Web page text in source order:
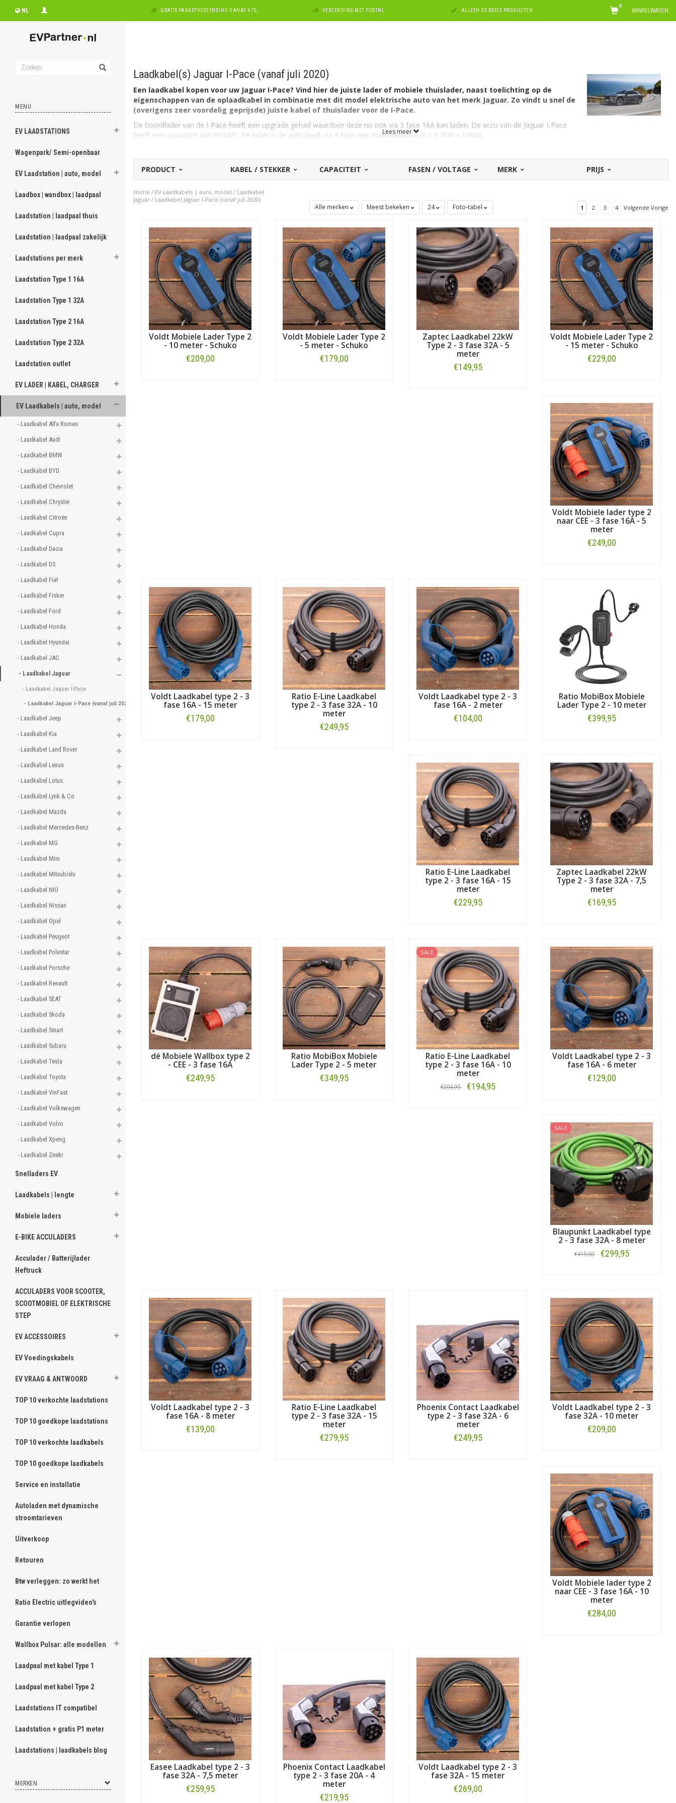
NL GRATIS PAKKETVERZENDING VANAF €75,- VERZENDING MET POSTNL ALLEEN DE BESTE PRODUCTEN WINKELWAGEN
0
MENU
EV LAADSTATIONS
Wagenpark/ Semi-openbaar
EV Laadstation | auto, model
Laadbox | wandbox | laadpaal
Laadstation | laadpaal thuis
Laadstation | laadpaal zakelijk
Laadstations per merk
Laadstation Type 1 16A
Laadstation Type 1 32A
Laadstation Type 2 16A
Laadstation Type 2 32A
Laadstation outlet
EV LADER | KABEL, CHARGER
EV Laadkabels | auto, model
- Laadkabel Alfa Romeo
- Laadkabel Audi
- Laadkabel BMW
- Laadkabel BYD
- Laadkabel Chevrolet
- Laadkabel Chrysler
- Laadkabel Citroën
- Laadkabel Cupra
- Laadkabel Dacia
- Laadkabel DS
- Laadkabel Fiat
- Laadkabel Fisker
- Laadkabel Ford
- Laadkabel Honda
- Laadkabel Hyundai
- Laadkabel JAC
- Laadkabel Jaguar
- Laadkabel Jaguar I-Pace
- Laadkabel Jaguar I-Pace (vanaf juli 2020)
- Laadkabel Jeep
- Laadkabel Kia
- Laadkabel Land Rover
- Laadkabel Lexus
- Laadkabel Lotus
- Laadkabel Lynk & Co
- Laadkabel Mazda
- Laadkabel Mercedes-Benz
- Laadkabel MG
- Laadkabel Mini
- Laadkabel Mitsubishi
- Laadkabel NIO
- Laadkabel Nissan
- Laadkabel Opel
- Laadkabel Peugeot
- Laadkabel Polestar
- Laadkabel Porsche
- Laadkabel Renault
- Laadkabel SEAT
- Laadkabel Skoda
- Laadkabel Smart
- Laadkabel Subaru
- Laadkabel Tesla
- Laadkabel Toyota
- Laadkabel VinFast
- Laadkabel Volkswagen
- Laadkabel Volvo
- Laadkabel Xpeng
- Laadkabel Zeekr
Snelladers EV
Laadkabels | lengte
Mobiele laders
E-BIKE ACCULADERS
Acculader / Batterijlader
Heftruck
ACCULADERS VOOR SCOOTER,
SCOOTMOBIEL OF ELEKTRISCHE
STEP
EV ACCESSOIRES
EV Voedingskabels
EV VRAAG & ANTWOORD
TOP 10 verkochte laadstations
TOP 10 goedkope laadstations
TOP 10 verkochte laadkabels
TOP 10 goedkope laadkabels
Service en installatie
Autoladen met dynamische
stroomtarieven
Uitverkoop
Retouren
Btw verleggen: zo werkt het
Ratio Electric uitlegvideo's
Garantie verlopen
Wallbox Pulsar: alle modellen
Laadpaal met kabel Type 1
Laadpaal met kabel Type 2
Laadstations IT compatibel
Laadstation + gratis P1 meter
Laadstations | laadkabels blog
MERKEN
Laadkabel(s) Jaguar I-Pace (vanaf juli 2020)
Een laadkabel kopen voor uw Jaguar I-Pace? Vind hier de juiste lader of mobiele thuislader, naast toelichting op de
eigenschappen van de oplaadkabel in combinatie met dit model elektrische auto van het merk Jaguar. Zo vindt u snel de
(overigens zeer voordelig geprijsde) juiste kabel of thuislader voor de I-Pace.
De boordlader van de I-Pace heeft een upgrade gehad waardoor deze nu ook via 3 fase 16A kan laden. De accu van de Jaguar I-Pace
heeft een capaciteit van 90 kWh. De lader in de auto laadt via 3 fase met maximaal 16A (3 x 3,7kW = 11kW).
Welk type laadkabel voor de Jaguar I-Pace?
De Jaguar I-Pace heeft aan autozijde een aansluiting Type 2 en kan laden via 1 fase met 32 ampère. Hiervoor is een EV laadkabel Type 2,
Heeft u een 1 fasige aansluiting thuis of op de zaak? In dat geval kunt u ook met maximaal 1 x 32A laden. U kunt hiervoor een laadkabel
Op zoek naar een oplaadkabel voor een andere Jaguar?Zie dan ons overzicht metalle laadkabels voor Jaguar
. Op zoek naar
een kabel voor een ander merk dan Jaguar? Maak dan uw keuze bij ons uitgebreide overzicht metlaadkabels voor alle automerken
Of kijk, zoals vermeld, hieronder voor alle laders en thuisladers die geschikt zijn voor het modelI-Pace.
Lees meer
PRODUCT KABEL / STEKKER CAPACITEIT FASEN / VOLTAGE MERK PRIJS
Home / EV Laadkabels | auto, model / Laadkabel
Jaguar / Laadkabel Jaguar I-Pace (vanaf juli 2020)
Alle merken Meest bekeken 24 Foto-tabel 1 2 3 4 Volgende Vorige
Voldt Mobiele Lader Type 2
- 10 meter - Schuko
€209,00
Voldt Mobiele Lader Type 2
- 5 meter - Schuko
€179,00
Zaptec Laadkabel 22kW
Type 2 - 3 fase 32A - 5
meter
€149,95
Voldt Mobiele Lader Type 2
- 15 meter - Schuko
€229,00
Voldt Mobiele lader type 2
naar CEE - 3 fase 16A - 5
meter
€249,00
Voldt Laadkabel type 2 - 3
fase 16A - 15 meter
€179,00
Ratio E-Line Laadkabel
type 2 - 3 fase 32A - 10
meter
€249,95
Voldt Laadkabel type 2 - 3
fase 16A - 2 meter
€104,00
Ratio MobiBox Mobiele
Lader Type 2 - 10 meter
€399,95
Ratio E-Line Laadkabel
type 2 - 3 fase 16A - 15
meter
€229,95
Zaptec Laadkabel 22kW
Type 2 - 3 fase 32A - 7,5
meter
€169,95
dé Mobiele Wallbox type 2
- CEE - 3 fase 16A
€249,95
Ratio MobiBox Mobiele
Lader Type 2 - 5 meter
€349,95
SALE
Ratio E-Line Laadkabel
type 2 - 3 fase 16A - 10
meter
€204,95 €194,95
Voldt Laadkabel type 2 - 3
fase 16A - 6 meter
€129,00
SALE
Blaupunkt Laadkabel type
2 - 3 fase 32A - 8 meter
€415,00 €299,95
Voldt Laadkabel type 2 - 3
fase 16A - 8 meter
€139,00
Ratio E-Line Laadkabel
type 2 - 3 fase 32A - 15
meter
€279,95
Phoenix Contact Laadkabel
type 2 - 3 fase 32A - 6
meter
€249,95
Voldt Laadkabel type 2 - 3
fase 32A - 10 meter
€209,00
Voldt Mobiele lader type 2
naar CEE - 3 fase 16A - 10
meter
€284,00
Easee Laadkabel type 2 - 3
fase 32A - 7,5 meter
€259,95
Phoenix Contact Laadkabel
type 2 - 3 fase 20A - 4
meter
€219,95
Voldt Laadkabel type 2 - 3
fase 32A - 15 meter
€269,00